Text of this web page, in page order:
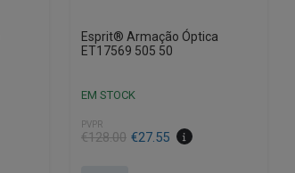
Esprit® Armação Óptica
ET17569 505 50
EM STOCK
PVPR
€128.00
O
€27.55
O